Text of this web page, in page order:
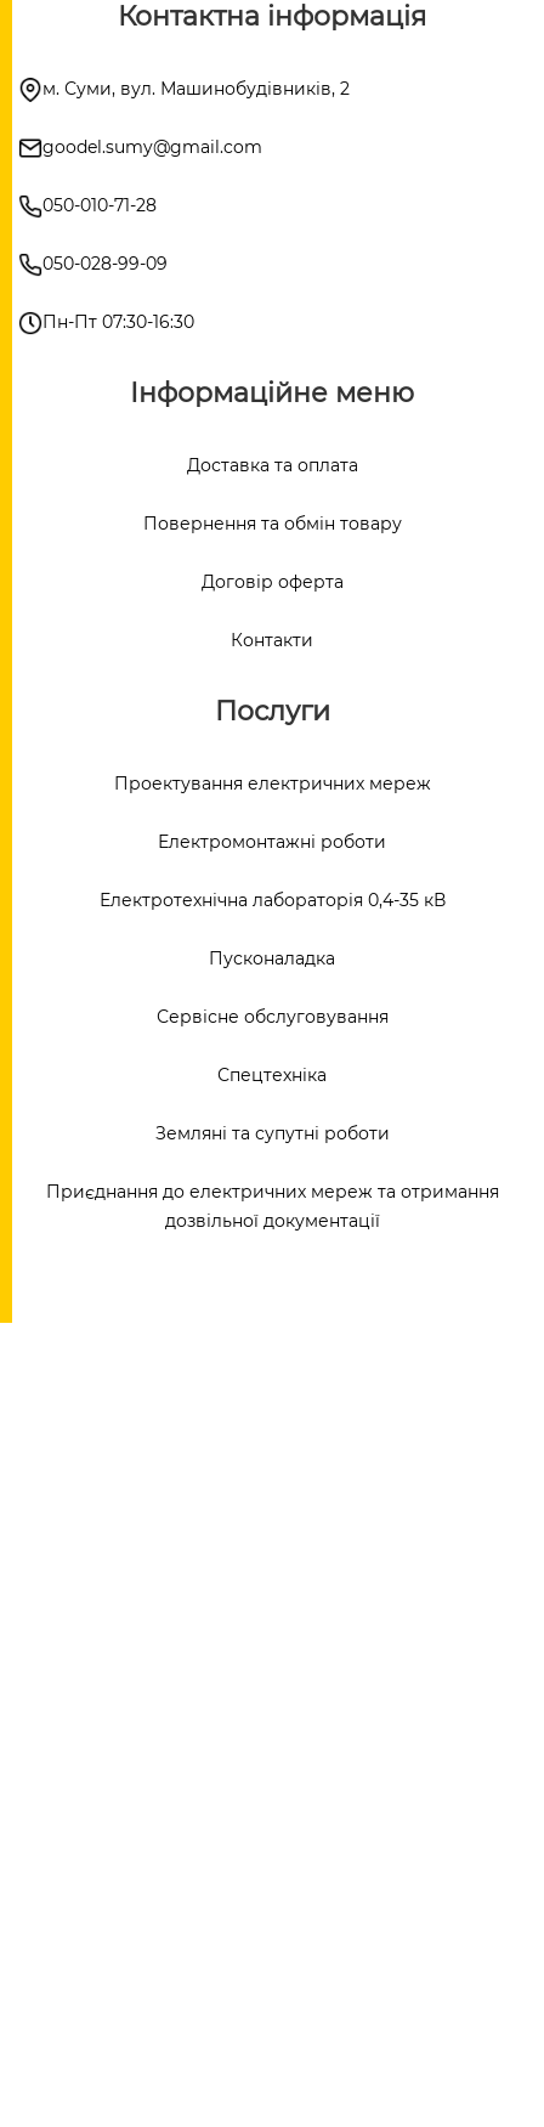
Контактна інформація
м. Суми, вул. Машинобудівників, 2
goodel.sumy@gmail.com
050-010-71-28
050-028-99-09
Пн-Пт 07:30-16:30
Інформаційне меню
Доставка та оплата
Повернення та обмін товару
Договір оферта
Контакти
Послуги
Проектування електричних мереж
Електромонтажні роботи
Електротехнічна лабораторія 0,4-35 кВ
Пусконаладка
Сервісне обслуговування
Спецтехніка
Земляні та супутні роботи
Приєднання до електричних мереж та отримання
дозвільної документації